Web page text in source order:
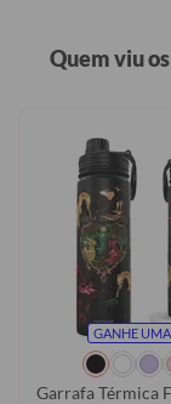
Quem viu
GANHE
Garrafa Térmica